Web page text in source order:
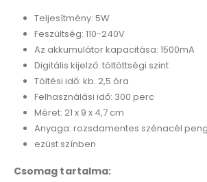
Teljesítmény: 5W
Feszültség: 110-240V
Az akkumulátor kapacitása: 1500mA
Digitális kijelző: töltöttségi szint
Töltési idő: kb. 2,5 óra
Felhasználási idő: 300 perc
Méret: 21 x 9 x 4,7 cm
Anyaga: rozsdamentes szénacél
ezüst színben
Csomag tartalma: